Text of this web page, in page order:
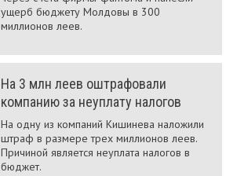
ущерб бюджету Молдовы в 300
миллионов леев.
На 3 млн леев оштрафовали
компанию за неуплату налогов
На одну из компаний Кишинева наложили
штраф в размере трех миллионов леев.
Причиной является неуплата налогов в
бюджет.